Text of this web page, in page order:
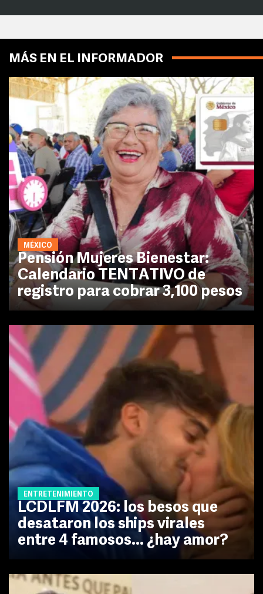
MÁS EN EL INFORMADOR
MÉXICO
Pensión Mujeres Bienestar:
Calendario TENTATIVO de
registro para cobrar 3,100 pesos
ENTRETENIMIENTO
LCDLFM 2026: los besos que
desataron los ships virales
entre 4 famosos... ¿hay amor?